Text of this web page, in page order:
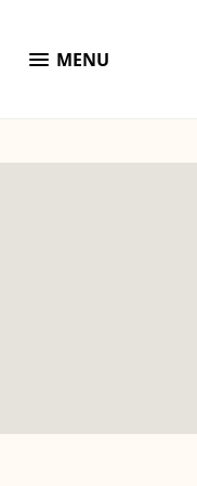
menu MENU